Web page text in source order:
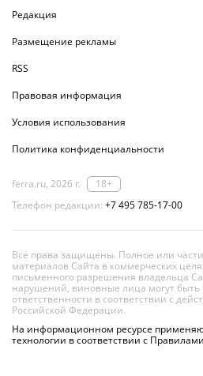
Редакция
Размещение рекламы
RSS
Правовая информация
Условия использования
Политика конфиденциальности
ferra.ru, 2026 г.
18+
Телефон редакции: +7 495 785-17-00
Все права защищены. Полное или
материалов Сайта в коммерческих
письменного разрешения владельца
нарушений, виновные лица могут быть
ответственности в соответствии с
Российской Федерации.
На информационном ресурсе
технологии в соответствии с Правилами